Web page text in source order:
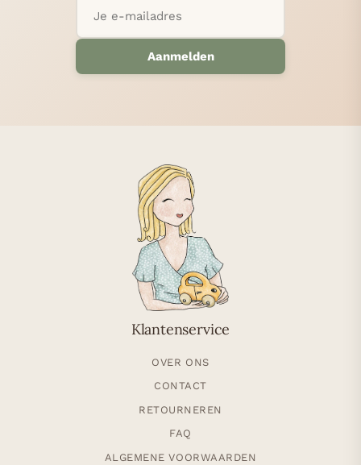
Aanmelden
Klantenservice
OVER ONS
CONTACT
RETOURNEREN
FAQ
ALGEMENE VOORWAARDEN